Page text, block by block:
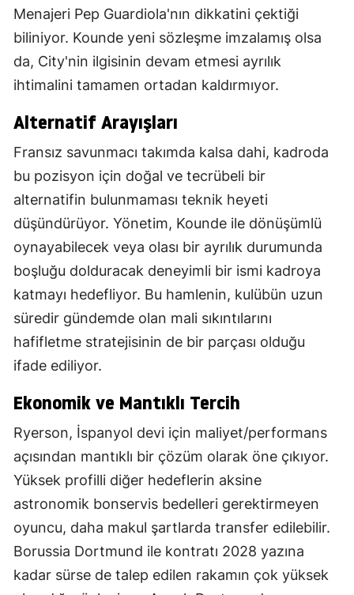
Menajeri Pep Guardiola'nın dikkatini çektiği
biliniyor. Kounde yeni sözleşme imzalamış olsa
da, City'nin ilgisinin devam etmesi ayrılık
ihtimalini tamamen ortadan kaldırmıyor.
Alternatif Arayışları
Fransız savunmacı takımda kalsa dahi, kadroda
bu pozisyon için doğal ve tecrübeli bir
alternatifin bulunmaması teknik heyeti
düşündürüyor. Yönetim, Kounde ile dönüşümlü
oynayabilecek veya olası bir ayrılık durumunda
boşluğu dolduracak deneyimli bir ismi kadroya
katmayı hedefliyor. Bu hamlenin, kulübün uzun
süredir gündemde olan mali sıkıntılarını
hafifletme stratejisinin de bir parçası olduğu
ifade ediliyor.
Ekonomik ve Mantıklı Tercih
Ryerson, İspanyol devi için maliyet/performans
açısından mantıklı bir çözüm olarak öne çıkıyor.
Yüksek profilli diğer hedeflerin aksine
astronomik bonservis bedelleri gerektirmeyen
oyuncu, daha makul şartlarda transfer edilebilir.
Borussia Dortmund ile kontratı 2028 yazına
kadar sürse de talep edilen rakamın çok yüksek